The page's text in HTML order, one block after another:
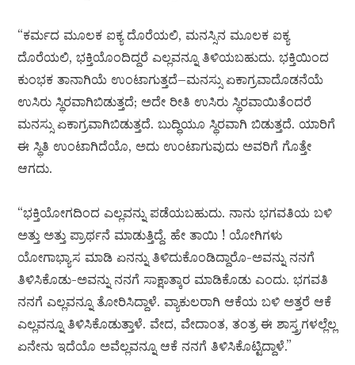
“ಕರ್ಮದ ಮೂಲಕ ಐಕ್ಯ ದೊರೆಯಲಿ, ಮನಸ್ಸಿನ ಮೂಲಕ ಐಕ್ಯ
ದೊರೆಯಲಿ, ಭಕ್ತಿಯೊಂದಿದ್ದರೆ ಎಲ್ಲವನ್ನೂ ತಿಳಿಯಬಹುದು. ಭಕ್ತಿಯಿಂದ
ಕುಂಭಕ ತಾನಾಗಿಯೆ ಉಂಟಾಗುತ್ತದೆ–ಮನಸ್ಸು ಏಕಾಗ್ರವಾದೊಡನೆಯೆ
ಉಸಿರು ಸ್ಥಿರವಾಗಿಬಿಡುತ್ತದೆ; ಅದೇ ರೀತಿ ಉಸಿರು ಸ್ಥಿರವಾಯಿತೆಂದರೆ
ಮನಸ್ಸು ಏಕಾಗ್ರವಾಗಿಬಿಡುತ್ತದೆ. ಬುದ್ಧಿಯೂ ಸ್ಥಿರವಾಗಿ ಬಿಡುತ್ತದೆ. ಯಾರಿಗೆ
ಈ ಸ್ಥಿತಿ ಉಂಟಾಗಿದೆಯೊ, ಅದು ಉಂಟಾಗುವುದು ಅವರಿಗೆ ಗೊತ್ತೇ
ಆಗದು.
“ಭಕ್ತಿಯೋಗದಿಂದ ಎಲ್ಲವನ್ನು ಪಡೆಯಬಹುದು. ನಾನು ಭಗವತಿಯ ಬಳಿ
ಅತ್ತು ಅತ್ತು ಪ್ರಾರ್ಥನೆ ಮಾಡುತ್ತಿದ್ದೆ. ಹೇ ತಾಯಿ ! ಯೋಗಿಗಳು
ಯೋಗಾಭ್ಯಾಸ ಮಾಡಿ ಏನನ್ನು ತಿಳಿದುಕೊಂಡಿದ್ದಾರೊ-ಅವನ್ನು ನನಗೆ
ತಿಳಿಸಿಕೊಡು-ಅವನ್ನು ನನಗೆ ಸಾಕ್ಷಾತ್ಕಾರ ಮಾಡಿಕೊಡು ಎಂದು. ಭಗವತಿ
ನನಗೆ ಎಲ್ಲವನ್ನೂ ತೋರಿಸಿದ್ದಾಳೆ. ವ್ಯಾಕುಲರಾಗಿ ಆಕೆಯ ಬಳಿ ಅತ್ತರೆ ಆಕೆ
ಎಲ್ಲವನ್ನೂ ತಿಳಿಸಿಕೊಡುತ್ತಾಳೆ. ವೇದ, ವೇದಾಂತ, ತಂತ್ರ ಈ ಶಾಸ್ತ್ರಗಳಲ್ಲೆಲ್ಲ
ಏನೇನು ಇದೆಯೊ ಅವೆಲ್ಲವನ್ನೂ ಆಕೆ ನನಗೆ ತಿಳಿಸಿಕೊಟ್ಟಿದ್ದಾಳೆ.”